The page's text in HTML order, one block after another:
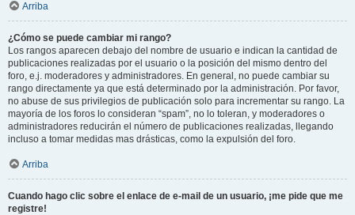
Arriba
¿Cómo se puede cambiar mi rango?
Los rangos aparecen debajo del nombre de usuario e indican la cantidad de
publicaciones realizadas por el usuario o la posición del mismo dentro del
foro, e.j. moderadores y administradores. En general, no puede cambiar su
rango directamente ya que está determinado por la administración. Por favor,
no abuse de sus privilegios de publicación solo para incrementar su rango. La
mayoría de los foros lo consideran “spam”, no lo toleran, y moderadores o
administradores reducirán el número de publicaciones realizadas, llegando
incluso a tomar medidas mas drásticas, como la expulsión del foro.
Arriba
Cuando hago clic sobre el enlace de e-mail de un usuario, ¡me pide que me
registre!